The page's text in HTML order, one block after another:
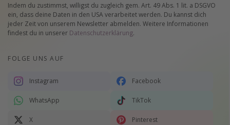
Indem du zustimmst, willigst du zugleich gem. Art. 49 Abs. 1 lit. a DSGVO
ein, dass deine Daten in den USA verarbeitet werden. Du kannst dich
jeder Zeit von unserem Newsletter abmelden. Weitere Informationen
findest du in unserer Datenschutzerklärung.
FOLGE UNS AUF
Instagram Facebook
WhatsApp TikTok
X Pinterest